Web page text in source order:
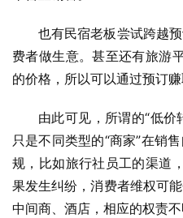
也有民宿老板尝试跨越
费者做生意。甚至还有旅游
的价格，所以可以通过预订赚
由此可见，所谓的“低价
只是不同类型的“商家”在销
规，比如旅行社员工的渠道
果发生纠纷，消费者维权可
中间商、酒店，相应的权责不